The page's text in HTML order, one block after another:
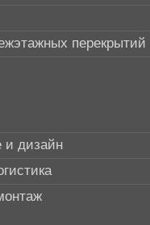
перекрытий
и дизайн